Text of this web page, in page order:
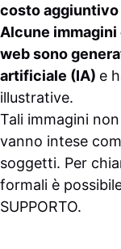
costo aggiuntivo
Alcune
web sono
artificiale (IA) e
illustrative.
Tali immagini
vanno intese
soggetti. Per
formali è
SUPPORTO.